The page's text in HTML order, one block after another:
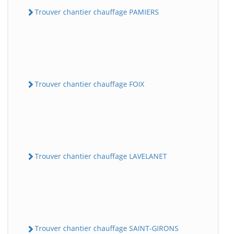
Trouver chantier chauffage PAMIERS
Trouver chantier chauffage FOIX
Trouver chantier chauffage LAVELANET
Trouver chantier chauffage SAINT-GIRONS